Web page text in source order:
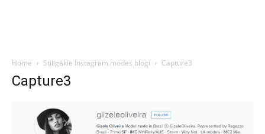
Home Stilīgākie Instagram modes blogi Capture3
Capture3